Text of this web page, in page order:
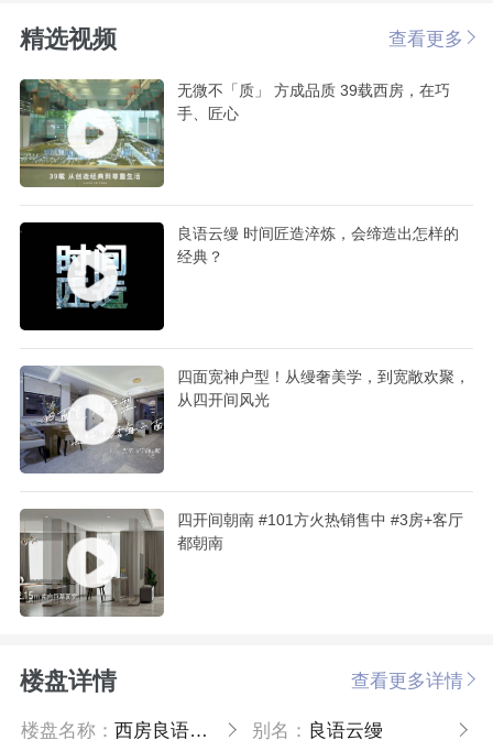
精选视频 查看更多
无微不「质」 方成品质 39载西房，在巧
手、匠心
良语云缦 时间匠造淬炼，会缔造出怎样的
经典？
四面宽神户型！从缦奢美学，到宽敞欢聚，
从四开间风光
四开间朝南 #101方火热销售中 #3房+客厅
都朝南
楼盘详情 查看更多详情
楼盘名称：西房良语云缦 别名： 良语云缦